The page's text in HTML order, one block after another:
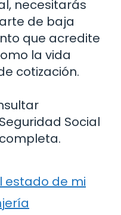
necesitarás
de baja
que acredite
la vida
cotización.
Social
estado de mi